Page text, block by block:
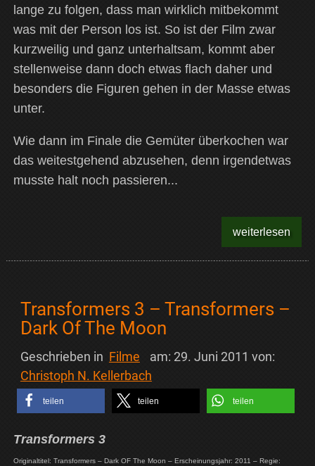
lange zu folgen, dass man wirklich mitbekommt
was mit der Person los ist. So ist der Film zwar
kurzweilig und ganz unterhaltsam, kommt aber
stellenweise dann doch etwas flach daher und
besonders die Figuren gehen in der Masse etwas
unter.
Wie dann im Finale die Gemüter überkochen war
das weitestgehend abzusehen, denn irgendetwas
musste halt noch passieren...
weiterlesen
Transformers 3 – Transformers –
Dark Of The Moon
Geschrieben in Filme am: 29. Juni 2011 von:
Christoph N. Kellerbach
teilen teilen teilen
Transformers 3
Originaltitel: Transformers – Dark OF The Moon – Erscheinungsjahr: 2011 – Regie: